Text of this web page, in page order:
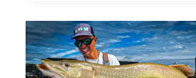
DEZE
WEEK
WEER
VAN
ALLES